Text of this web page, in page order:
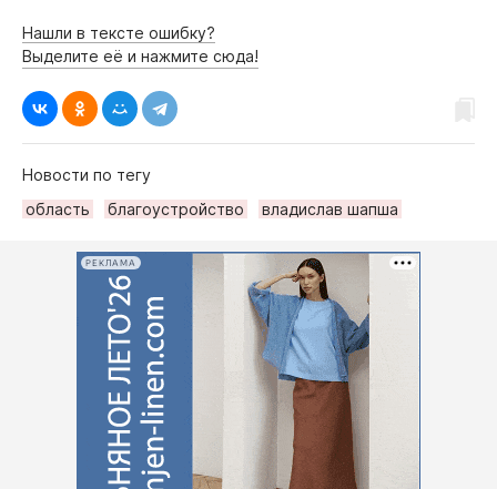
Нашли в тексте ошибку?
Выделите её и нажмите сюда!
Новости по тегу
область
благоустройство владислав шапша
РЕКЛАМА